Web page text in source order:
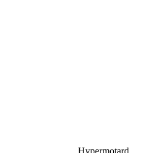
Hypermotard